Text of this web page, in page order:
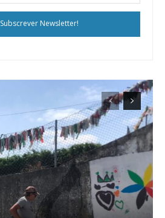
Subscrever Newsletter!